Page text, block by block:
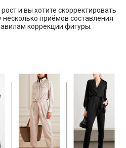
и вы хотите скорректировать
приёмов составления
коррекции фигуры.